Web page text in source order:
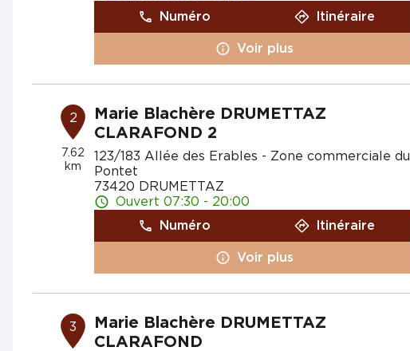
Numéro
Itinéraire
Voir plus
2
7.62
km
Marie Blachère DRUMETTAZ
CLARAFOND 2
123/183 Allée des Erables - Zone commerciale du
Pontet
73420 DRUMETTAZ
Ouvert 07:30 - 20:00
Numéro
Itinéraire
Voir plus
3
Marie Blachère DRUMETTAZ
CLARAFOND